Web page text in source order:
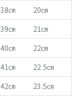
38㎝
20㎝
39㎝
21㎝
40㎝
22㎝
41㎝
22.5㎝
42㎝ 23.5㎝